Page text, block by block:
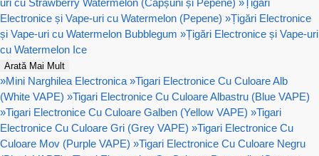
uri cu Strawberry Watermelon (Căpșuni și Pepene) »Țigări
Electronice și Vape-uri cu Watermelon (Pepene) »Țigări Electronice
și Vape-uri cu Watermelon Bubblegum »Țigări Electronice și Vape-uri
cu Watermelon Ice
Arată Mai Mult
»Mini Narghilea Electronica »Tigari Electronice Cu Culoare Alb
(White VAPE) »Tigari Electronice Cu Culoare Albastru (Blue VAPE)
»Tigari Electronice Cu Culoare Galben (Yellow VAPE) »Tigari
Electronice Cu Culoare Gri (Grey VAPE) »Tigari Electronice Cu
Culoare Mov (Purple VAPE) »Tigari Electronice Cu Culoare Negru